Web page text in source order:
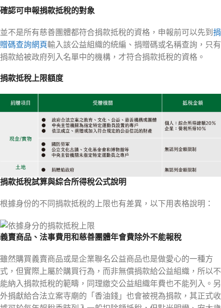
確認可申報捐款抵稅的對象
並不是所有慈善團體都符合捐款抵稅的資格，申報前可以先到 捐
贈碼查詢網頁輸入該公益組織的統編、捐贈碼或名稱查詢，只有
捐款給被政府列入名單中的機構，才符合捐款抵稅的資格。
捐款抵稅上限額度
捐款抵稅試算與綜合所得稅公式說明
根據身份的不同捐款抵稅的上限也有差異，以下用表格說明：
義賣商品、法事費用和慈善團體年會費除外不能報稅
雖然購買義賣商品或是企業聯名公益商品也是做愛心的一種方
式，但實際上屬於購買行為，而非無償捐款給公益組織，所以不
能納入捐款抵稅的範疇，同理繳交公益組織年費也不能列入。另
外捐獻給合法立案寺廟的「香油錢」也會被視為捐款，其正式收